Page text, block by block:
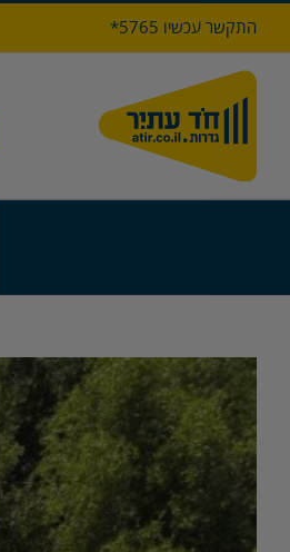
לתוכןהתקשר עכשיו 5765*
צפה
בתמונה
מוגדלת